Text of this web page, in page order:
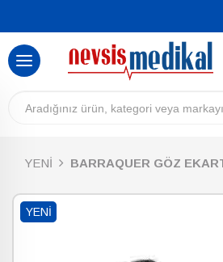
YENİ BARRAQUER GÖZ
YENI